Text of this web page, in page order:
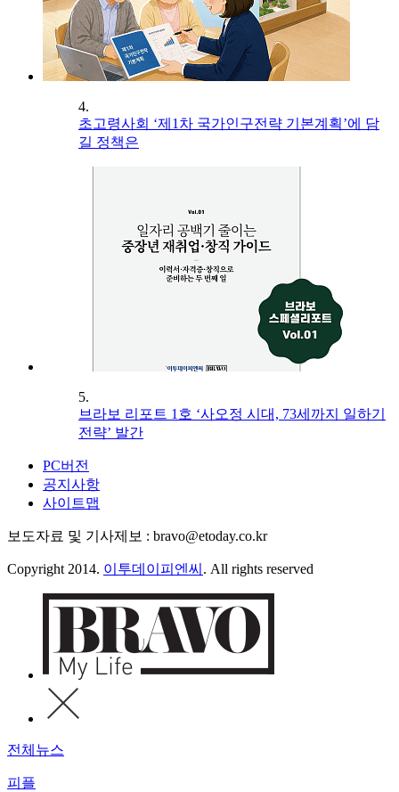
4.
초고령사회 ‘제1차 국가인구전략 기본계획’에 담
길 정책은
5.
브라보 리포트 1호 ‘사오정 시대, 73세까지 일하기
전략’ 발간
PC버전
공지사항
사이트맵
보도자료 및 기사제보 : bravo@etoday.co.kr
Copyright 2014. 이투데이피엔씨 . All rights reserved
전체뉴스
피플